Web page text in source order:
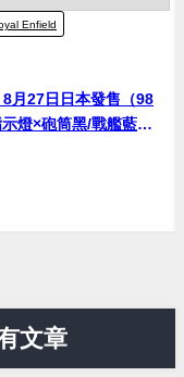
Enfield
月27日日本發售（98
燈×砲筒黑/戰艦藍兩
文章